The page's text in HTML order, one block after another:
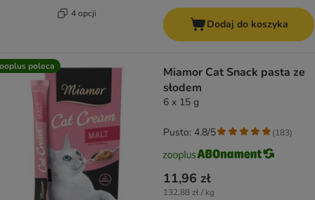
4 opcji
Dodaj do koszyka
poleca
Miamor Cat Snack pasta ze
słodem
6 x 15 g
11,96 zł
132,88 zł / kg
Pusto: 4.8/5 (183)